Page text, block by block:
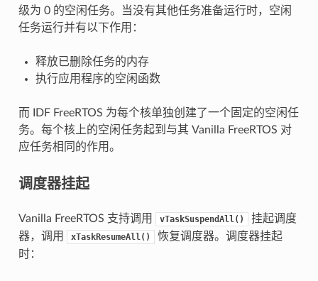
级为 0 的空闲任务。当没有其他任务准备运行时，空闲
任务运行并有以下作用：
释放已删除任务的内存
执行应用程序的空闲函数
而 IDF FreeRTOS 为每个核单独创建了一个固定的空闲任
务。每个核上的空闲任务起到与其 Vanilla FreeRTOS 对
应任务相同的作用。
调度器挂起
Vanilla FreeRTOS 支持调用 vTaskSuspendAll()
挂起调度
器，调用
xTaskResumeAll()
恢复调度器。调度器挂起
时：